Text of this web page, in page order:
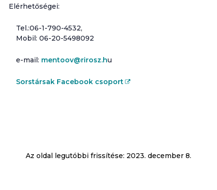
Elérhetőségei:
Tel.:06-1-790-4532,
Mobil: 06-20-5498092
e-mail: mentoov@rirosz.hu
Sorstársak Facebook csoport
Az oldal legutóbbi frissítése: 2023. december 8.